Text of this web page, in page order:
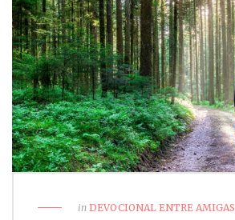
in DEVOCIONAL ENTRE AMIGAS